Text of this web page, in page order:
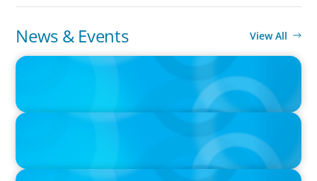
News & Events View All
IN THE MEDIA
PRESS RELEASE
IN THE MEDIA